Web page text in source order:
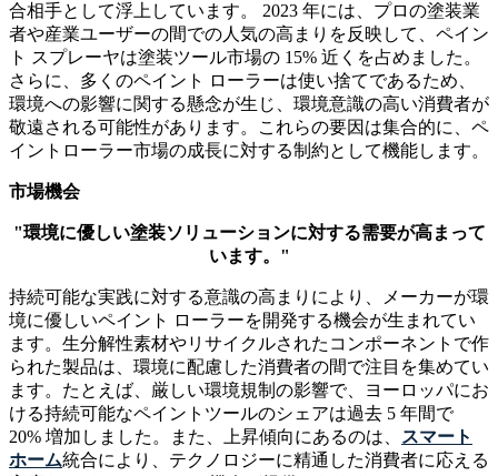
合相手として浮上しています。 2023 年には、プロの塗装業
者や産業ユーザーの間での人気の高まりを反映して、ペイン
ト スプレーヤは塗装ツール市場の 15% 近くを占めました。
さらに、多くのペイント ローラーは使い捨てであるため、
環境への影響に関する懸念が生じ、環境意識の高い消費者が
敬遠される可能性があります。これらの要因は集合的に、ペ
イントローラー市場の成長に対する制約として機能します。
市場機会
"環境に優しい塗装ソリューションに対する需要が高まって
います。"
持続可能な実践に対する意識の高まりにより、メーカーが環
境に優しいペイント ローラーを開発する機会が生まれてい
ます。生分解性素材やリサイクルされたコンポーネントで作
られた製品は、環境に配慮した消費者の間で注目を集めてい
ます。たとえば、厳しい環境規制の影響で、ヨーロッパにお
ける持続可能なペイントツールのシェアは過去 5 年間で
20% 増加しました。また、上昇傾向にあるのは、
スマート
ホーム統合により、テクノロジーに精通した消費者に応える